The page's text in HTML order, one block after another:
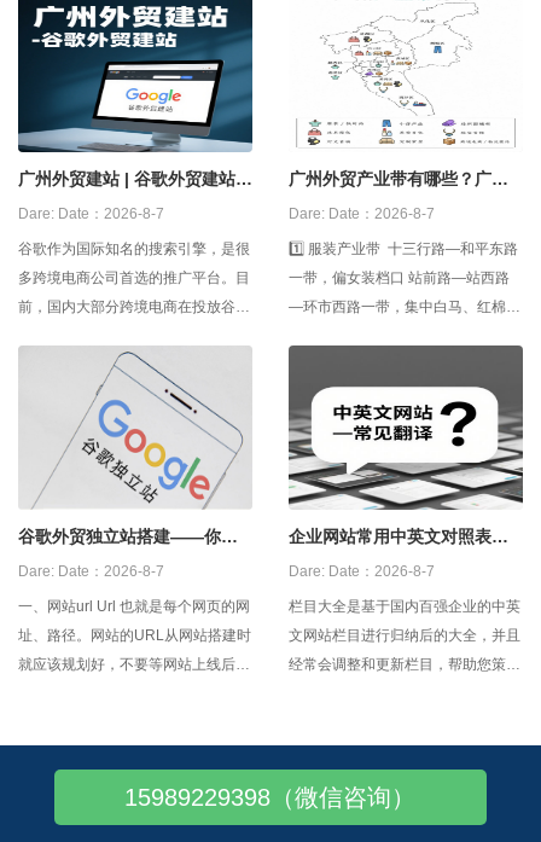
广州外贸建站 | 谷歌外贸建站怎
么做？
Dare: Date：2026-8-7
谷歌作为国际知名的搜索引擎，是很
多跨境电商公司首选的推广平台。目
前，国内大部分跨境电商在投放谷歌
用以日后的产品推广和品牌宣传。那
么，谷歌外贸建站怎么做？ 1，自建
外贸网站 企业可以搭建开发团队去
自建网站，但是缺点是开发周期比较
长，
广州外贸产业带有哪些？广州
外贸源头工厂
Dare: Date：2026-8-7
1️⃣ 服装产业带 十三行路—和平东路
一带，偏女装档口 站前路—站西路
—环市西路一带，集中白马、红棉、
谷歌外贸独立站搭建——你建
对了吗？？
Dare: Date：2026-8-7
一、网站url Url 也就是每个网页的网
址、路径。网站的URL从网站搭建时
就应该规划好，不要等网站上线后再
相关的英文关键词，不要有特殊符
企业网站常用中英文对照表，
中英文网站建设翻译
Dare: Date：2026-8-7
栏目大全是基于国内百强企业的中英
文网站栏目进行归纳后的大全，并且
经常会调整和更新栏目，帮助您策划
－－Ab
15989229398（微信咨询）